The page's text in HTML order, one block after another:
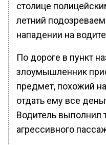
столице
летний
нападении на
По дороге в пункт
злоумышленник
предмет, похожий
отдать ему все
Водитель выполнил
агрессивного